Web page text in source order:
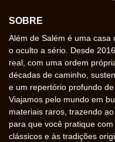
SOBRE
Além de Salém é uma casa
o oculto a sério. Desde
real, com uma ordem
décadas de caminho,
e um repertório profundo
Viajamos pelo mundo em
materiais raros, trazendo
para que você pratique
clássicos e às tradições